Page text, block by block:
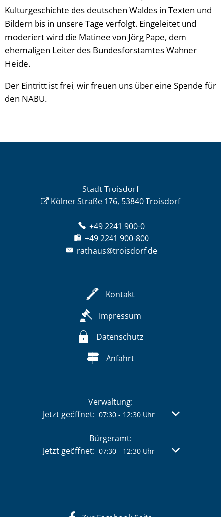
Kulturgeschichte des deutschen Waldes in Texten und
Bildern bis in unsere Tage verfolgt. Eingeleitet und
moderiert wird die Matinee von Jörg Pape, dem
ehemaligen Leiter des Bundesforstamtes Wahner
Heide.
Der Eintritt ist frei, wir freuen uns über eine Spende für
den NABU.
Stadt Troisdorf
Kölner Straße 176, 53840 Troisdorf
+49 2241 900-0
+49 2241 900-800
rathaus@troisdorf.de
Kontakt
Impressum
Datenschutz
Anfahrt
Verwaltung:
Klicken, um weitere Öffnungs- oder
Jetzt geöffnet: 07:30- 12:30Uhr Von 07:30
Bürgeramt:
Klicken, um weitere Öffnungs- oder
Jetzt geöffnet: 07:30- 12:30Uhr Von 07:30